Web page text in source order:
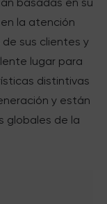
la atención
sus clientes y
lugar para
distintivas
y están
globales de la